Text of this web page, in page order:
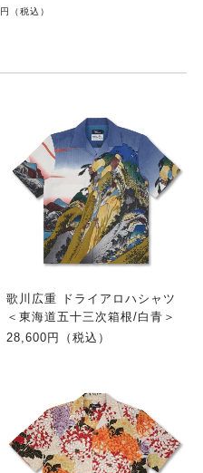
円（税込）
歌川広重 ドライアロハシャツ
＜東海道五十三次箱根/白青＞
28,600円（税込）